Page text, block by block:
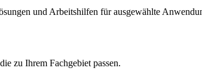
und Arbeitshilfen für ausgewählte
zu Ihrem Fachgebiet passen.